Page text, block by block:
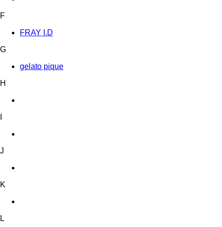
F
FRAY I.D
G
gelato pique
H
J
K
L